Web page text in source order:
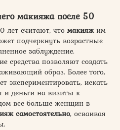
макияжа после 50
лет считают, что макияжим
подчеркнуть возрастные
заблуждение.
средства позволяют создать
образ. Более того,
экспериментировать, искать
и деньги на визиты к
все больше женщин в
самостоятельно, осваивая